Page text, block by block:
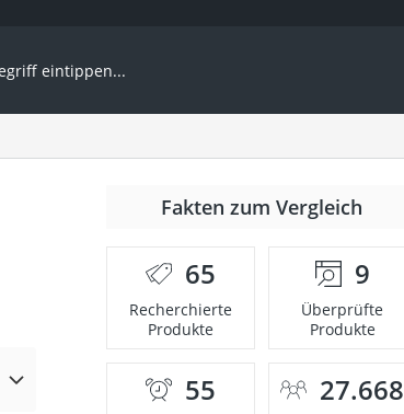
Fakten zum Vergleich
65
Recherchierte
Produkte
9
Überprüfte
Produkte
55 27.668